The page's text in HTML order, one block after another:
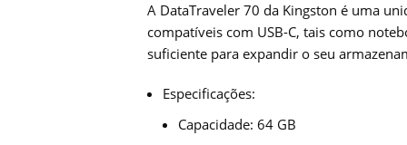
A DataTraveler 70 da Kingston é uma
compatíveis com USB-C, tais como
suficiente para expandir o seu
Especificações:
Capacidade: 64 GB